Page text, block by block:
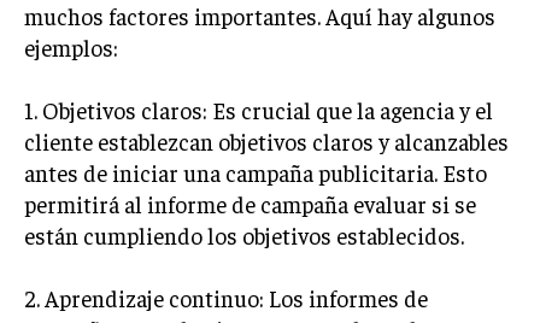
TALENTOS
RECURSOS HUMANOS Y GESTIÓN DEL
COMPENSACIÓN Y BENEFICIOS
RECLUTAMIENTO Y SELECCIÓN
DESARROLLO DE PERSONAL
GESTIÓN DEL DESEMPEÑO
CULTURA Y CLIMA ORGANIZACIONAL
muchos factores importantes. Aquí hay algunos
ejemplos:
1. Objetivos claros: Es crucial que la agencia y el
cliente establezcan objetivos claros y alcanzables
antes de iniciar una campaña publicitaria. Esto
permitirá al informe de campaña evaluar si se
están cumpliendo los objetivos establecidos.
2. Aprendizaje continuo: Los informes de